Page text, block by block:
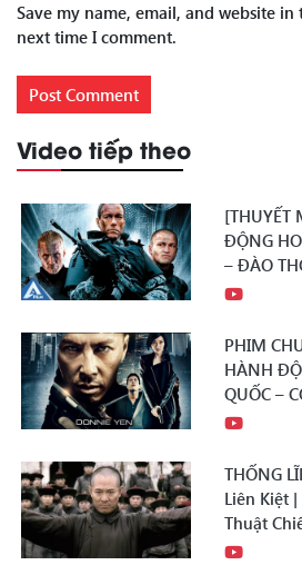
Save my name, email, and website
next time I comment.
Video tiếp theo
[THUYẾT
ĐỘNG
– ĐÀO
PHIM
HÀNH
QUỐC –
THỐNG
Liên Kiệt
Thuật